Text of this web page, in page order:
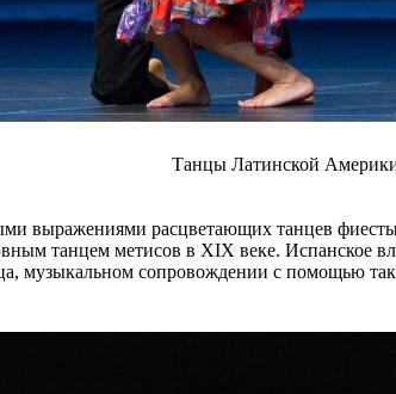
Танцы Латинской
выражениями расцветающих танцев
танцем метисов в XIX веке. Испанское
музыкальном сопровождении с помощью